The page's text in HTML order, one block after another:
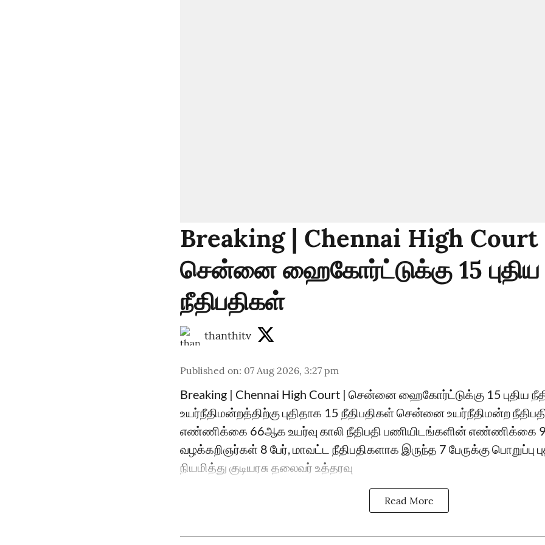
Breaking | Chennai High Court
சென்னை ஹைகோர்ட்டுக்கு 15 புதிய
நீதிபதிகள்
thanthitv
Published on: 07 Aug 2026, 3:27 pm
Breaking | Chennai High Court | சென்னை ஹைகோர்ட்டுக்கு 15 புதிய
உயர்நீதிமன்றத்திற்கு புதிதாக 15 நீதிபதிகள் சென்னை உயர்நீதிமன்ற
எண்ணிக்கை 66ஆக உயர்வு காலி நீதிபதி பணியிடங்களின் எண்ணிக்கை
வழக்கறிஞர்கள் 8 பேர், மாவட்ட நீதிபதிகளாக இருந்த 7 பேருக்கு பொறுப்பு
நியமித்து குடியரசு தலைவர் உத்தரவு
Read More